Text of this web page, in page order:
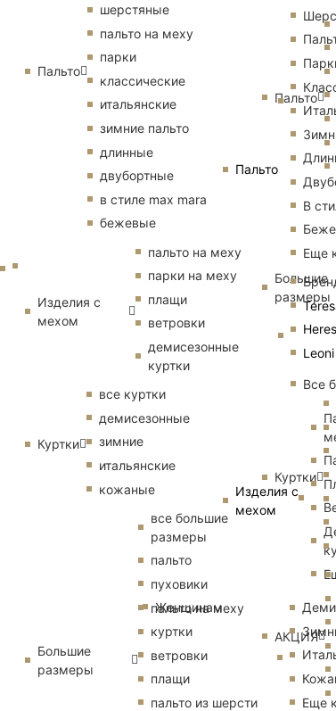
Женщинам
Пальто
В
Еще
Все
Изделия с
мехом
Еще
Пальто
шерстяные
пальто на меху
парки
классические
итальянские
зимние пальто
длинные
двубортные
в стиле max mara
бежевые
Изделия с
мехом
пальто на меху
парки на меху
плащи
ветровки
демисезонные
куртки
Куртки
все куртки
демисезонные
зимние
итальянские
кожаные
Большие
размеры
все большие
размеры
пальто
пуховики
пальто на меху
куртки
ветровки
плащи
пальто из шерсти
Пальто
Большие
размеры
Куртки
АКЦИЯ